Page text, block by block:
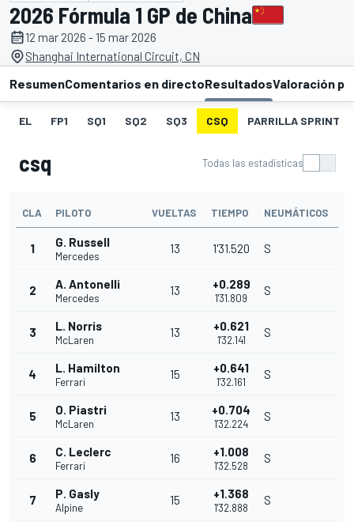
2026 Fórmula 1 GP de China
12 mar 2026 - 15 mar 2026
Shanghai International Circuit, CN
ResumenComentarios en directoResultadosValoración
EL FP1 SQ1 SQ2 SQ3 CSQ PARRILLA SPRINT
csq Todas las estadísticas
CLA PILOTO VUELTAS TIEMPO NEUMÁTICOS
1 G. Russell
Mercedes
13 1'31.520 S
2 A. Antonelli
Mercedes
13 +0.289
1'31.809
S
3 L. Norris
McLaren
13 +0.621
1'32.141
S
4 L. Hamilton
Ferrari
15 +0.641
1'32.161
S
5 O. Piastri
McLaren
13 +0.704
1'32.224
S
6 C. Leclerc
Ferrari
16 +1.008
1'32.528
S
7 P. Gasly
Alpine
15 +1.368
1'32.888
S